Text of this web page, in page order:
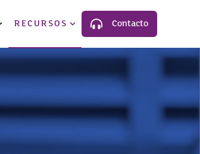
Show submenu for Nosotros
RECURSOS
Show submenu for Recursos
Contacto